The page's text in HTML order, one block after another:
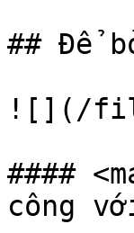
## Để
![](/
####